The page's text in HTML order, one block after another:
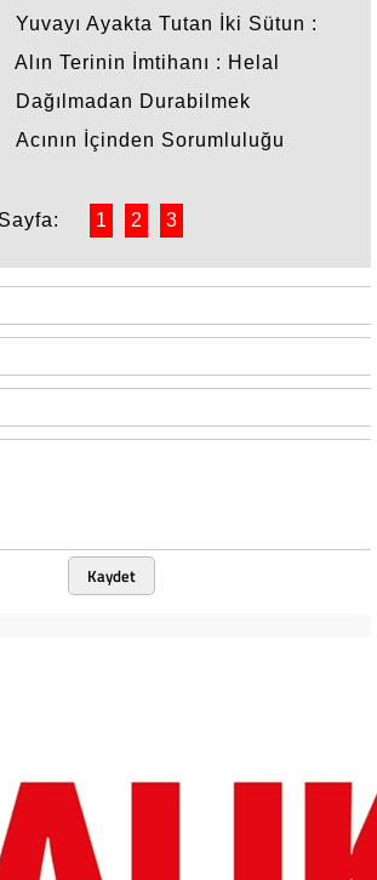
Yuvayı Ayakta Tutan İki Sütun :
Alın Terinin İmtihanı : Helal
Dağılmadan Durabilmek
Acının İçinden Sorumluluğu
Sayfa: 1 2 3
Kaydet